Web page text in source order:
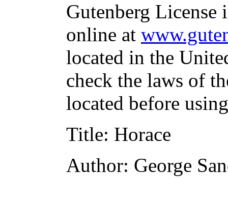
Gutenberg
online at
located in the
check the laws of
located before
Title: Horace
Author: George